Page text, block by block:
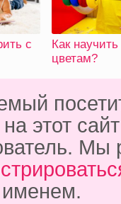
с
Как
цветам?
этот